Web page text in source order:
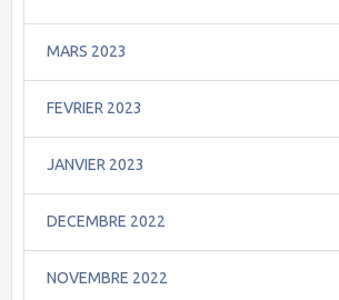
MARS 2023
FEVRIER 2023
JANVIER 2023
DECEMBRE 2022
NOVEMBRE 2022